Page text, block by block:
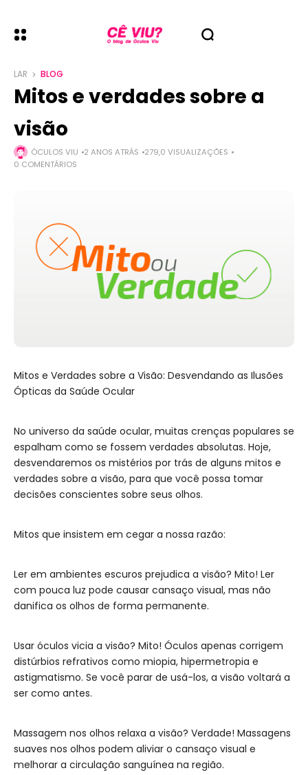
LAR BLOG
Mitos e verdades sobre a
visão
ÓCULOS VIU 2 ANOS ATRÁS
279,0 VISUALIZAÇÕES
0 COMENTÁRIOS
Mitos e Verdades sobre a Visão: Desvendando as Ilusões
Ópticas da Saúde Ocular
No universo da saúde ocular, muitas crenças populares se
espalham como se fossem verdades absolutas. Hoje,
desvendaremos os mistérios por trás de alguns mitos e
verdades sobre a visão, para que você possa tomar
decisões conscientes sobre seus olhos.
Mitos que insistem em cegar a nossa razão:
Ler em ambientes escuros prejudica a visão? Mito! Ler
com pouca luz pode causar cansaço visual, mas não
danifica os olhos de forma permanente.
Usar óculos vicia a visão? Mito! Óculos apenas corrigem
distúrbios refrativos como miopia, hipermetropia e
astigmatismo. Se você parar de usá-los, a visão voltará a
ser como antes.
Massagem nos olhos relaxa a visão? Verdade! Massagens
suaves nos olhos podem aliviar o cansaço visual e
melhorar a circulação sanguínea na região.